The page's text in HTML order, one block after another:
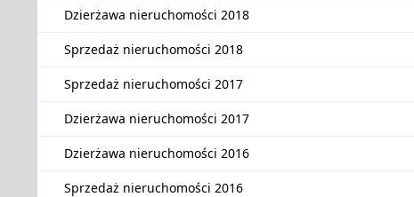
Dzierżawa nieruchomości 2018
Sprzedaż nieruchomości 2018
Sprzedaż nieruchomości 2017
Dzierżawa nieruchomości 2017
Dzierżawa nieruchomości 2016
Sprzedaż nieruchomości 2016